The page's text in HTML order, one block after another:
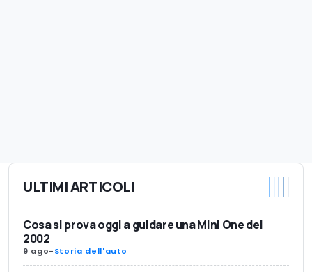
ULTIMI ARTICOLI
Cosa si prova oggi a guidare una Mini One del
2002
9 ago-Storia dell'auto